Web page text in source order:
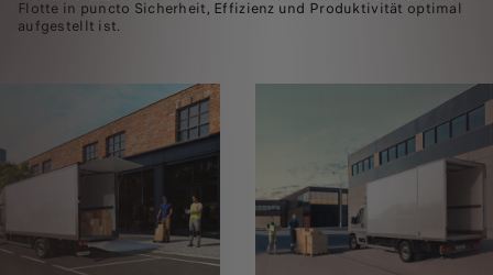
Flotte in puncto Sicherheit, Effizienz und Produktivität optimal
aufgestellt ist.